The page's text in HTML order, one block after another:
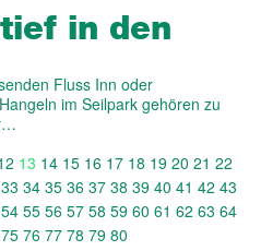
in den
Fluss Inn oder
im Seilpark gehören zu
13 14 15 16 17 18 19 20 21 22
33 34 35 36 37 38 39 40 41 42 43
54 55 56 57 58 59 60 61 62 63 64
75 76 77 78 79 80